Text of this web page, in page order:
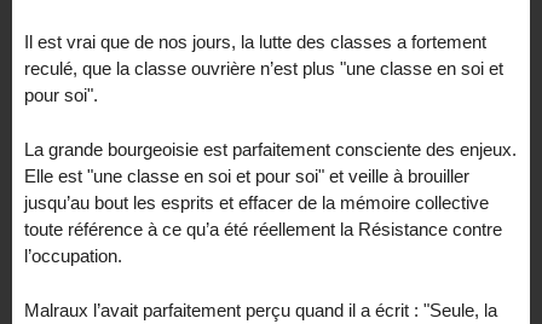
Il est vrai que de nos jours, la lutte des classes a fortement
reculé, que la classe ouvrière n’est plus "une classe en soi et
pour soi".
La grande bourgeoisie est parfaitement consciente des enjeux.
Elle est "une classe en soi et pour soi" et veille à brouiller
jusqu’au bout les esprits et effacer de la mémoire collective
toute référence à ce qu’a été réellement la Résistance contre
l’occupation.
Malraux l’avait parfaitement perçu quand il a écrit : "Seule, la